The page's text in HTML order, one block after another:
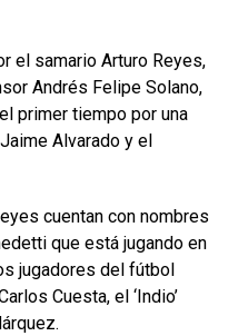
el samario Arturo Reyes,
Andrés Felipe Solano,
primer tiempo por una
Alvarado y el
cuentan con nombres
que está jugando en
jugadores del fútbol
Cuesta, el ‘Indio’